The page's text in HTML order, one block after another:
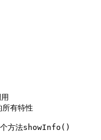
有特性
个方法showInfo()